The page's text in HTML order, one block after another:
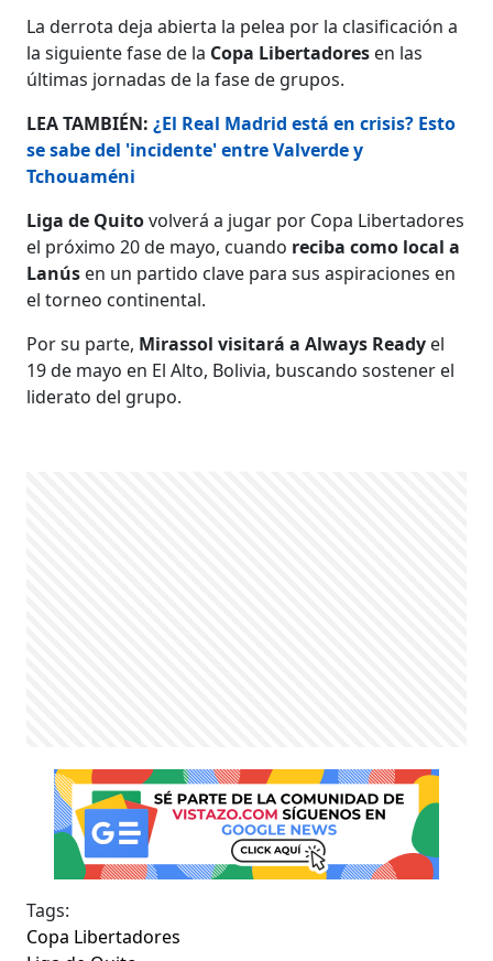
La derrota deja abierta la pelea por la clasificación a
la siguiente fase de la Copa Libertadores en las
últimas jornadas de la fase de grupos.
LEA TAMBIÉN:¿El Real Madrid está en crisis? Esto
se sabe del 'incidente' entre Valverde y
Tchouaméni
Liga de Quitovolverá a jugar por Copa Libertadores
el próximo 20 de mayo, cuando reciba como local a
Lanús en un partido clave para sus aspiraciones en
el torneo continental.
Por su parte, Mirassol visitará a Always Ready el
19 de mayo en El Alto, Bolivia, buscando sostener el
liderato del grupo.
Tags:
Copa Libertadores